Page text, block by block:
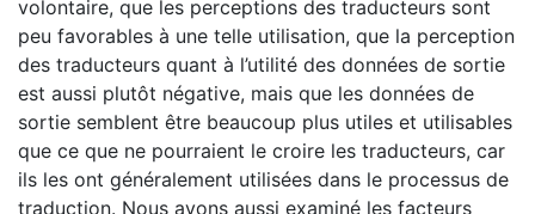
volontaire, que les perceptions des traducteurs sont
peu favorables à une telle utilisation, que la perception
des traducteurs quant à l’utilité des données de sortie
est aussi plutôt négative, mais que les données de
sortie semblent être beaucoup plus utiles et utilisables
que ce que ne pourraient le croire les traducteurs, car
ils les ont généralement utilisées dans le processus de
traduction. Nous avons aussi examiné les facteurs